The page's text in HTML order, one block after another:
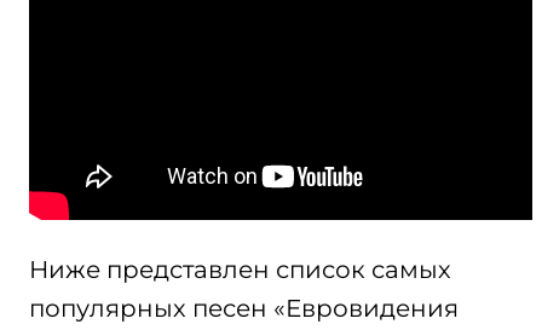
Ниже представлен список самых
популярных песен «Евровидения